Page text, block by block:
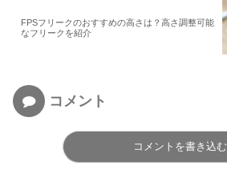
FPSフリークのおすすめの高さは？高さ調整可能
なフリークを紹介
コメント
コメントを書き込む